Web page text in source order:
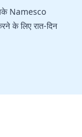
Namesco
के लिए रात-दिन